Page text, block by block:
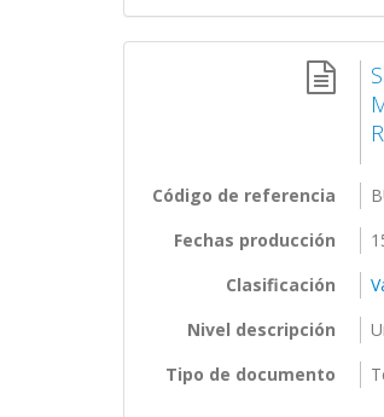
Código de referencia
Fechas producción
Clasificación
Nivel descripción
Tipo de documento